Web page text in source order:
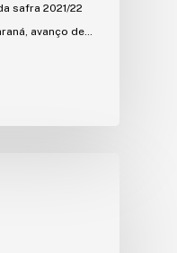
safra 2021/22
avanço de…